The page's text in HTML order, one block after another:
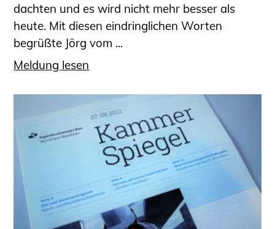
dachten und es wird nicht mehr besser als
heute. Mit diesen eindringlichen Worten
begrüßte Jörg vom ...
Meldung lesen